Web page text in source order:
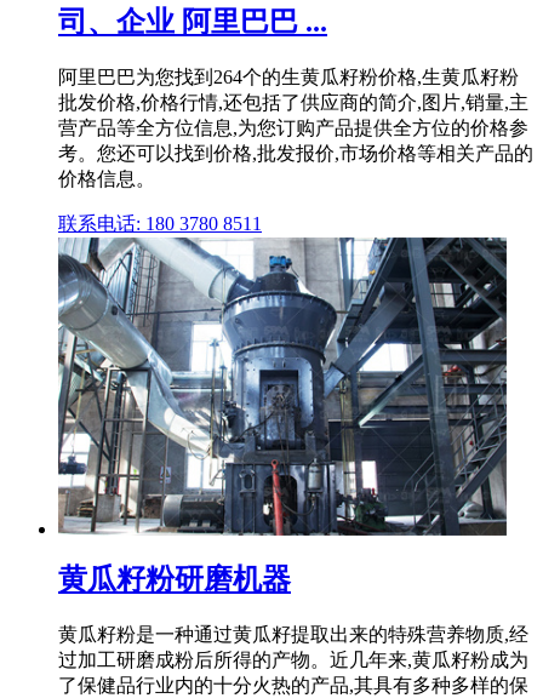
司、企业 阿里巴巴 ...
阿里巴巴为您找到264个的生黄瓜籽粉价格,生黄瓜籽粉
批发价格,价格行情,还包括了供应商的简介,图片,销量,主
营产品等全方位信息,为您订购产品提供全方位的价格参
考。您还可以找到价格,批发报价,市场价格等相关产品的
价格信息。
联系电话: 180 3780 8511
黄瓜籽粉研磨机器
黄瓜籽粉是一种通过黄瓜籽提取出来的特殊营养物质,经
过加工研磨成粉后所得的产物。近几年来,黄瓜籽粉成为
了保健品行业内的十分火热的产品,其具有多种多样的保